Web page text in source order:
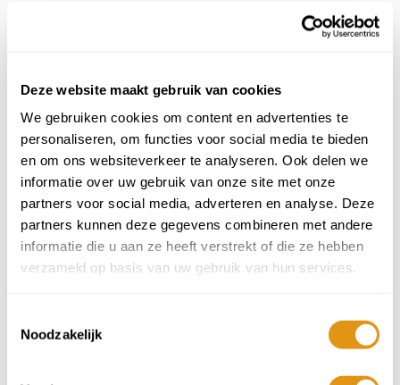
Deze website maakt gebruik van cookies
We gebruiken cookies om content en advertenties te
personaliseren, om functies voor social media te bieden
en om ons websiteverkeer te analyseren. Ook delen we
informatie over uw gebruik van onze site met onze
partners voor social media, adverteren en analyse. Deze
partners kunnen deze gegevens combineren met andere
informatie die u aan ze heeft verstrekt of die ze hebben
verzameld op basis van uw gebruik van hun services.
Noodzakelijk
| Ontdek Piemonte
wijzigen of een accommodatie zou willen wisselen voor
een andere.
Wijnreis